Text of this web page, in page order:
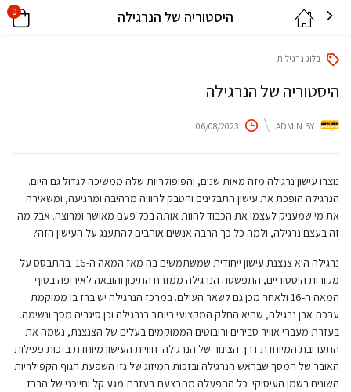
היסטוריה של הנרגילה 0
בלוג נרגילות
היסטוריה של הנרגילה
BY
ADMIN
06/08/2023
נוצרו עישון נרגילה מזה מאות שנים, והפופולריות שלה ממשיכה לגדול גם היום.
הנרגילה הופכת את עישון התבלינים והטבק לחוויה מרהיבה ומרגיעה, ומשאירה
את מי שמעניק לעצמו את הכבוד לחוות אותה בכל פעם מאושר ומרוצה. אבל מה
זה בעצם נרגילה, ולמה כל כך הרבה אנשים אוהבים להתענג על העישון הזה?
נרגילה היא צנצנת עישון ייחודית שמשתמשים בה מאז המאה ה-16. בהתבסס על
מקורות היסטוריים, התפשטה הנרגילה ממזרח התיכון והובאה לאירופה בסוף
המאה ה-16 ולאחר מכן גם לשאר העולם. במרכז הנרגילה יש ברז בו ממוקמת
ערכת אבן נרגילה, שהיא החלק המקצועי ביותר בנרגילה וכן סיגריה מסך ונשימה.
בעזרת מעברי אוויר סבירים ורובוטים הממוקמים בעלים של הצנצנת, נשמה את
התערובת המיוחדת דרך הצינור של הנרגילה. חוויית העישון מיוחדת בזכות פעילות
האובר של המסך שבראש הנרגילה ובזכות המיזוג של גזי השפעת הגוף הקפילריות
השונים בשמן העיסוקי. כל ההפעלה מתבצעת בעזרת מגע קל וחייכני של הברז